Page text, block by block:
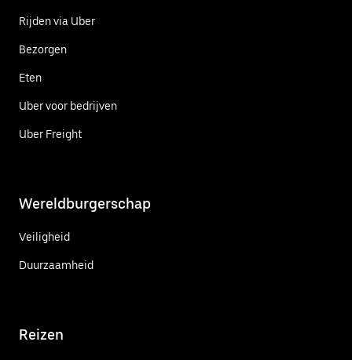
Rijden via Uber
Bezorgen
Eten
Uber voor bedrijven
Uber Freight
Wereldburgerschap
Veiligheid
Duurzaamheid
Reizen